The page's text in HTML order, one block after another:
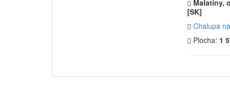
Malatíny,
[SK]
Chalupa
Plocha: 1